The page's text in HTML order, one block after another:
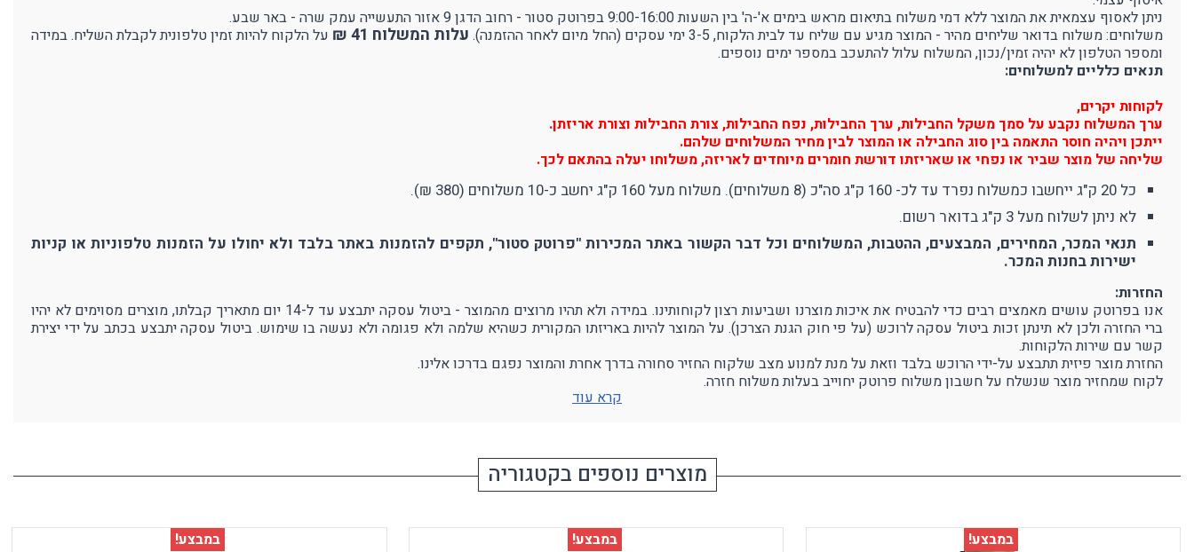
ניתן לאסוף עצמאית את המוצר ללא דמי משלוח בתיאום מראש בימים א'-ה' בין השעות 9:00-16:00 בפרוטק סטור - רחוב הדגן 9 אזור התעשייה עמק שרה - באר שבע.
משלוחים: משלוח בדואר שליחים מהיר - המוצר מגיע עם שליח עד לבית הלקוח, 3-5 ימי עסקים (החל מיום לאחר ההזמנה).
עלות המשלוח 41 ₪
על הלקוח להיות זמין טלפונית לקבלת השליח. במידה
ומספר הטלפון לא יהיה זמין/נכון, המשלוח עלול להתעכב במספר ימים נוספים.
תנאים כלליים למשלוחים:
לקוחות יקרים,
ערך המשלוח נקבע על סמך משקל החבילות, ערך החבילות, נפח החבילות, צורת החבילות וצורת אריזתן.
ייתכן ויהיה חוסר התאמה בין סוג החבילה או המוצר לבין מחיר המשלוחים שלהם.
שליחה של מוצר שביר או נפחי או שאריזתו דורשת חומרים מיוחדים לאריזה, משלוחו יעלה בהתאם לכך.
כל 20 ק"ג ייחשבו כמשלוח נפרד עד לכ- 160 ק"ג סה"כ (8 משלוחים). משלוח מעל 160 ק"ג יחשב כ-10 משלוחים (380 ₪).
לא ניתן לשלוח מעל 3 ק"ג בדואר רשום.
תנאי המכר, המחירים, המבצעים, ההטבות, המשלוחים וכל דבר הקשור באתר המכירות "פרוטק סטור", תקפים להזמנות באתר בלבד ולא יחולו על הזמנות טלפוניות או קניות
ישירות בחנות המכר.
החזרות:
אנו בפרוטק עושים מאמצים רבים כדי להבטיח את איכות מוצרנו ושביעות רצון לקוחותינו. במידה ולא תהיו מרוצים מהמוצר - ביטול עסקה יתבצע עד ל-14 יום מתאריך קבלתו, מוצרים מסוימים לא יהיו
ברי החזרה ולכן לא תינתן זכות ביטול עסקה לרוכש (על פי חוק הגנת הצרכן). על המוצר להיות באריזתו המקורית כשהיא שלמה ולא פגומה ולא נעשה בו שימוש. ביטול עסקה יתבצע בכתב על ידי יצירת
קשר עם שירות הלקוחות.
החזרת מוצר פיזית תתבצע על-ידי הרוכש בלבד וזאת על מנת למנוע מצב שלקוח החזיר סחורה בדרך אחרת והמוצר נפגם בדרכו אלינו.
לקוח שמחזיר מוצר שנשלח על חשבון משלוח פרוטק יחוייב בעלות משלוח חזרה.
קרא עוד
מוצרים נוספים בקטגוריה
במבצע! במבצע! במבצע!